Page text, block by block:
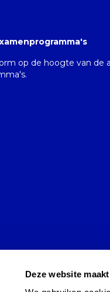
Deze website
op de hoogte van de